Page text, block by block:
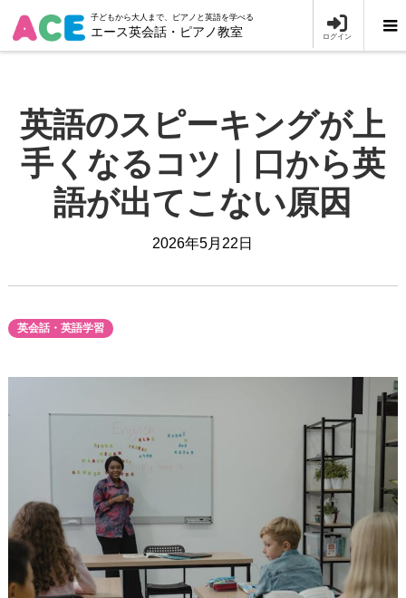
子どもから大人まで、ピアノと英語を学べる
エース英会話・ピアノ教室 ログイン
英語のスピーキングが上
手くなるコツ｜口から英
語が出てこない原因
2026年5月22日
英会話・英語学習